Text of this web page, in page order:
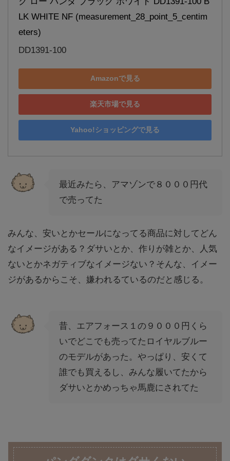
LK WHITE NF (measurement_28_point_5_centim
eters)
DD1391-100
Amazonで見る
楽天市場で見る
Yahoo!ショッピングで見る
最近みたら、アマゾンで８０００円代
で売ってた
みんな、安いとかセールになってる商品に対してどん
なイメージがある？ダサいとか、作りが雑とか、人気
ないとかネガティブなイメージない？そんな、イメー
ジがあるからこそ、嫌われるているのだと感じる。
昔、エアフォース１の９０００円くら
いでどこでも売ってたロイヤルブルー
のモデルがあった。やっぱり、安くて
誰でも買えるし、みんな履いてたから
ダサいとかめっちゃ馬鹿にされてた